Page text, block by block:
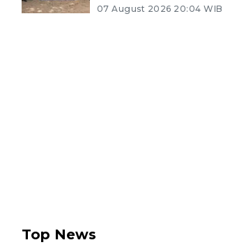
07 August 2026 20:04 WIB
Top News